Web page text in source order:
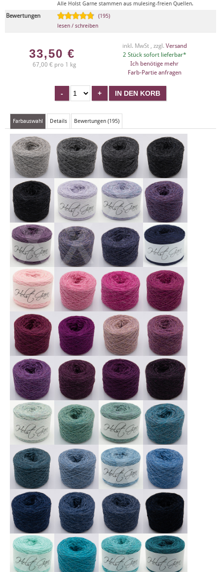
Alle Holst Garne stammen aus mulesing-freien Quellen.
Bewertungen
(195)
lesen / schreiben
33,50 €
67,00 € pro 1 kg
inkl. MwSt , zzgl. Versand
2 Stück sofort lieferbar*
Ich benötige mehr
Farb-Partie anfragen
Farbauswahl Details Bewertungen (195)
X
X X
X
X
X